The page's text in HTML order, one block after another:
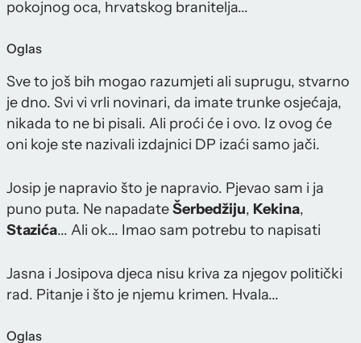
pokojnog oca, hrvatskog branitelja...
Oglas
Sve to još bih mogao razumjeti ali suprugu, stvarno
je dno. Svi vi vrli novinari, da imate trunke osjećaja,
nikada to ne bi pisali. Ali proći će i ovo. Iz ovog će
oni koje ste nazivali izdajnici DP izaći samo jači.
Josip je napravio što je napravio. Pjevao sam i ja
puno puta. Ne napadateŠerbedžiju, Kekina,
Stazića... Ali ok... Imao sam potrebu to napisati
Jasna i Josipova djeca nisu kriva za njegov politički
rad. Pitanje i što je njemu krimen. Hvala...
Oglas